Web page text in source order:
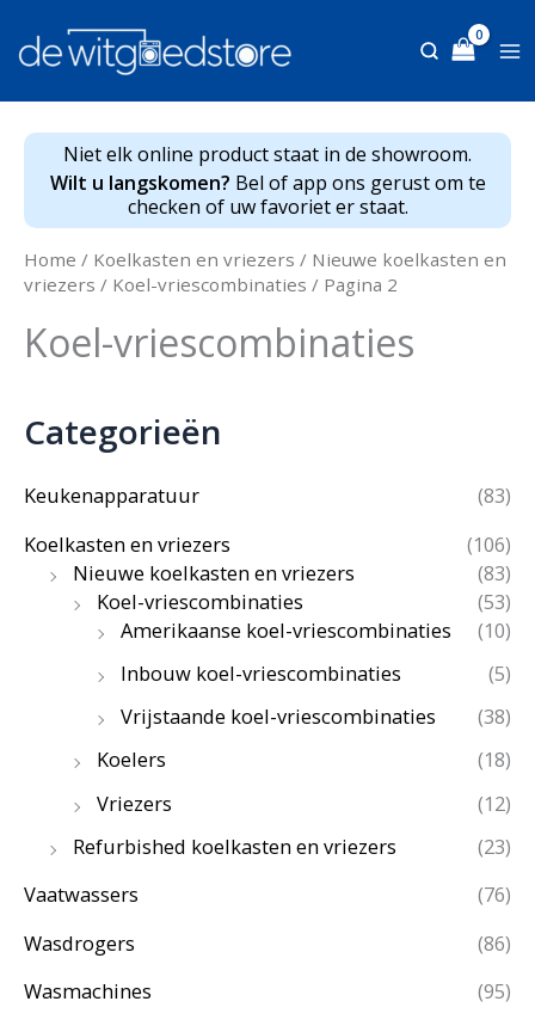
naar
de
inhoud
Niet elk online product staat in de showroom.
Wilt u langskomen? Bel of app ons gerust om te
checken of uw favoriet er staat.
Home / Koelkasten en vriezers / Nieuwe koelkasten en
vriezers / Koel-vriescombinaties / Pagina 2
Koel-vriescombinaties
Categorieën
Keukenapparatuur
(83)
Koelkasten en vriezers
(106)
Nieuwe koelkasten en vriezers
(83)
Koel-vriescombinaties
(53)
Amerikaanse koel-vriescombinaties
(10)
Inbouw koel-vriescombinaties
(5)
Vrijstaande koel-vriescombinaties
(38)
Koelers
(18)
Vriezers
(12)
Refurbished koelkasten en vriezers
(23)
Vaatwassers
(76)
Wasdrogers
(86)
Wasmachines
(95)